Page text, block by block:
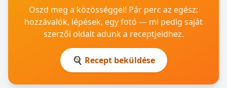
Oszd meg a közösséggel! Pár perc az egész:
hozzávalók, lépések, egy fotó — mi pedig saját
szerzői oldalt adunk a receptjeidhez.
🍳 Recept beküldése